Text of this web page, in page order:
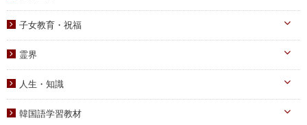
祈祷文集
宣布・講演
統一運動
ブックレット
祝福・伝統
信仰の証し・教会史
聖歌・聖書
子女教育・祝福
中高生向け
青年向け
霊界
人生・知識
韓国語学習教材